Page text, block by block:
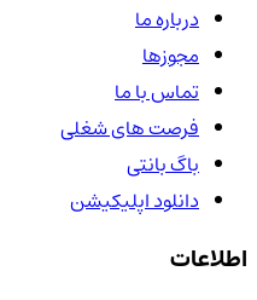
درباره ما
مجوزها
تماس با ما
فرصت های شغلی
باگ بانتی
دانلود اپلیکیشن
اطلاعات